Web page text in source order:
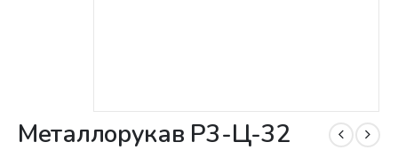
Металлорукав Р3-Ц-32